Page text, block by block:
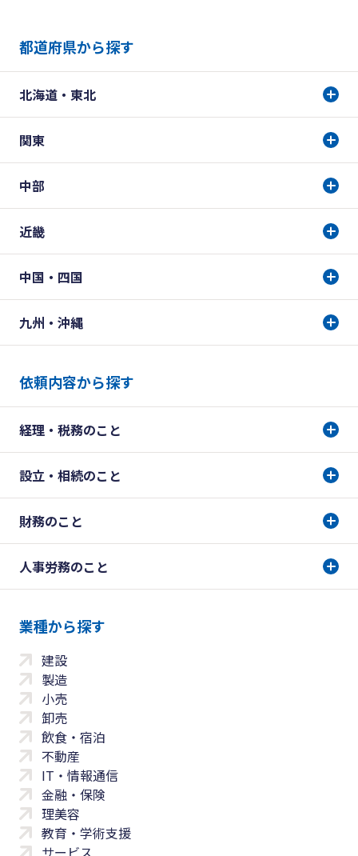
都道府県から探す
北海道・東北
関東
中部
近畿
中国・四国
九州・沖縄
依頼内容から探す
経理・税務のこと
設立・相続のこと
財務のこと
人事労務のこと
業種から探す
建設
製造
小売
卸売
飲食・宿泊
不動産
IT・情報通信
金融・保険
理美容
教育・学術支援